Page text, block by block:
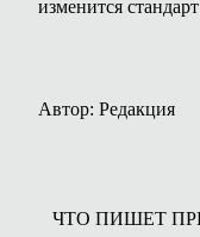
изменится
Автор: Редакция
ЧТО ПИШЕТ